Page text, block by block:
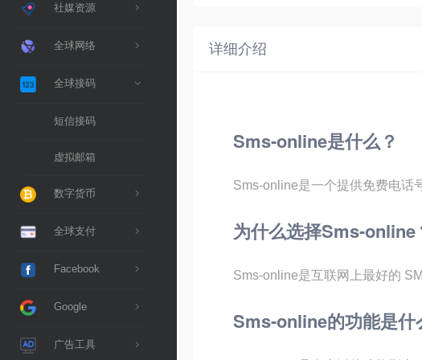
社媒资源
全球网络
全球接码
短信接码
虚拟邮箱
数字货币
全球支付
Facebook
Google
广告工具
详细介绍
Sms-online是什么？
Sms-online是一个提供免费电话
为什么选择Sms-online
Sms-online是互联网上最好的
Sms-online的功能是什